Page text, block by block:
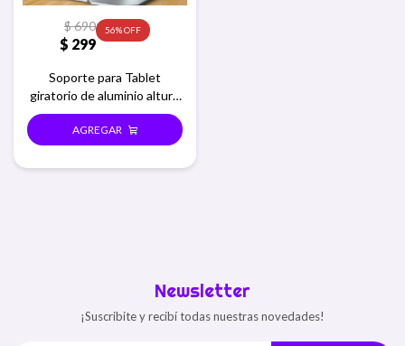
$ 299
$690 56
Soporte para Tablet
giratorio de aluminio altura
regulable
Newsletter
¡Suscribite y recibí todas nuestras novedades!